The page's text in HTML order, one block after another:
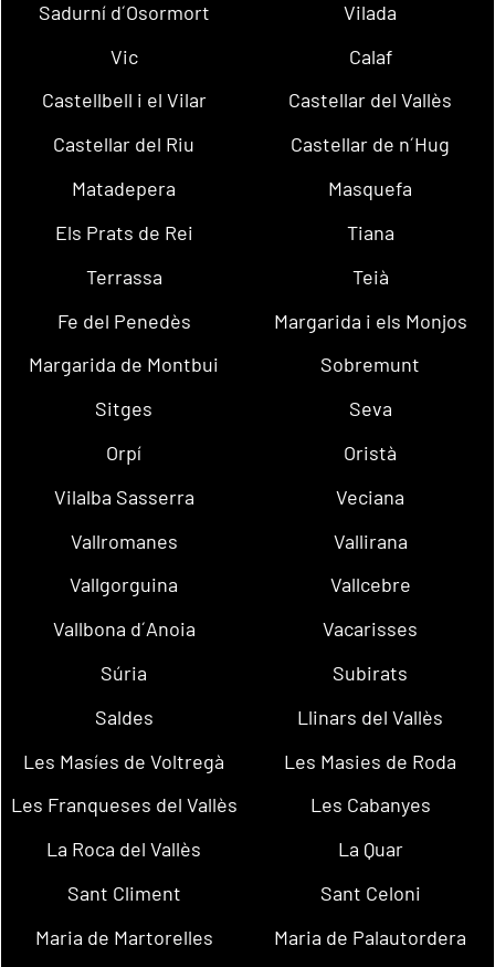
Sadurní d´Osormort
Vilada
Vic
Calaf
Castellbell i el Vilar
Castellar del Vallès
Castellar del Riu
Castellar de n´Hug
Matadepera
Masquefa
Els Prats de Rei
Tiana
Terrassa
Teià
Fe del Penedès
Margarida i els Monjos
Margarida de Montbui
Sobremunt
Sitges
Seva
Orpí
Oristà
Vilalba Sasserra
Veciana
Vallromanes
Vallirana
Vallgorguina
Vallcebre
Vallbona d´Anoia
Vacarisses
Súria
Subirats
Saldes
Llinars del Vallès
Les Masíes de Voltregà
Les Masies de Roda
Les Franqueses del Vallès
Les Cabanyes
La Roca del Vallès
La Quar
Sant Climent
Sant Celoni
Maria de Martorelles
Maria de Palautordera